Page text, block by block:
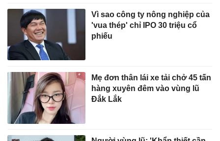
Vì sao công ty nông nghiệp của
'vua thép' chỉ IPO 30 triệu cổ
phiếu
Mẹ đơn thân lái xe tải chở 45 tấn
hàng xuyên đêm vào vùng lũ
Đắk Lắk